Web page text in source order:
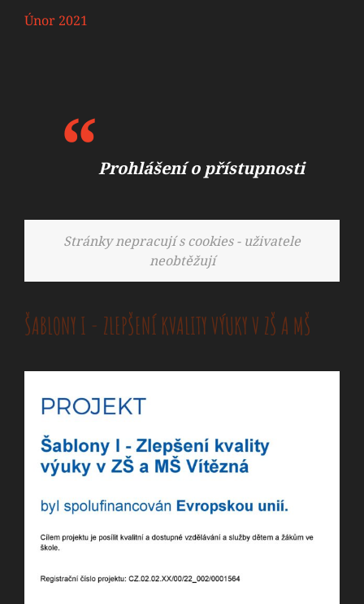
Únor 2021
Prohlášení o přístupnosti
Stránky nepracují s cookies - uživatele
neobtěžují
ŠABLONY I - ZLEPŠENÍ KVALITY VÝUKY V ZŠ A MŠ